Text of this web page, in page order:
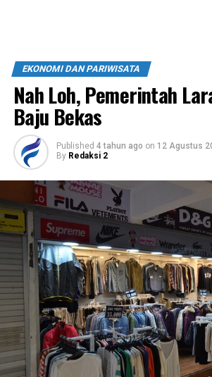
EKONOMI DAN PARIWISATA
Nah Loh, Pemerintah
Baju Bekas
Published 4 tahun ago on 12 Agustus
By Redaksi 2